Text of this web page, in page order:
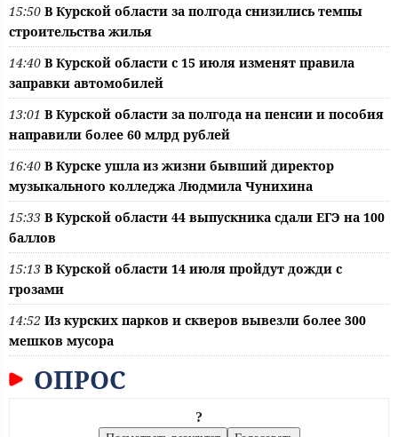
15:50 В Курской области за полгода снизились темпы
строительства жилья
14:40 В Курской области с 15 июля изменят правила
заправки автомобилей
13:01 В Курской области за полгода на пенсии и пособия
направили более 60 млрд рублей
16:40 В Курске ушла из жизни бывший директор
музыкального колледжа Людмила Чунихина
15:33 В Курской области 44 выпускника сдали ЕГЭ на 100
баллов
15:13 В Курской области 14 июля пройдут дожди с
грозами
14:52 Из курских парков и скверов вывезли более 300
мешков мусора
ОПРОС
?